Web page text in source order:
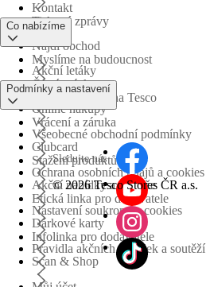
Tiskové zprávy
Myslíme na budoucnost
Obchodní skupina Tesco
Kontakt
Najdi obchod
Časté otázky
Vrácení a záruka
Stažení produktů
Etická linka pro dodavatele
Infolinka pro dodavatele
Co nabízíme
Akční letáky
Online nákupy
Clubcard
Akční nabídky a soutěže
Dárkové karty
Scan & Shop
Podmínky a nastavení
Všeobecné obchodní podmínky
Ochrana osobních údajů a cookies
Nastavení soukromí a cookies
Pravidla akčních nabídek a soutěží
Sledujte nás
© 2026 Tesco Stores ČR a.s.